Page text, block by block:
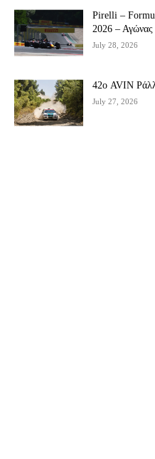
Pirelli –
2026 – Αγώνας
July 28, 2026
42ο AVIN
July 27, 2026